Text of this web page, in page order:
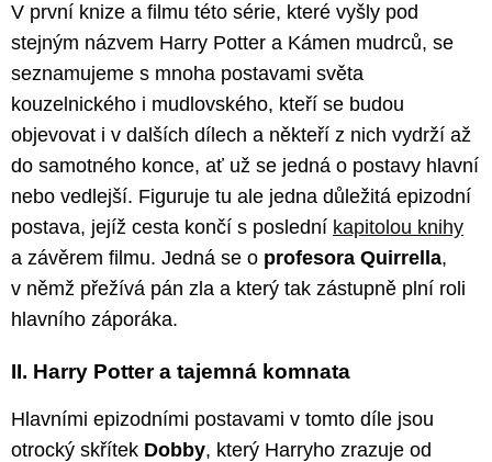
V první knize a filmu této série, které vyšly pod
stejným názvem Harry Potter a Kámen mudrců, se
seznamujeme s mnoha postavami světa
kouzelnického i mudlovského, kteří se budou
objevovat i v dalších dílech a někteří z nich vydrží až
do samotného konce, ať už se jedná o postavy hlavní
nebo vedlejší. Figuruje tu ale jedna důležitá epizodní
postava, jejíž cesta končí s poslední kapitolou knihy
a závěrem filmu. Jedná se o profesora Quirrella,
v němž přežívá pán zla a který tak zástupně plní roli
hlavního záporáka.
II. Harry Potter a tajemná komnata
Hlavními epizodními postavami v tomto díle jsou
otrocký skřítek Dobby, který Harryho zrazuje od